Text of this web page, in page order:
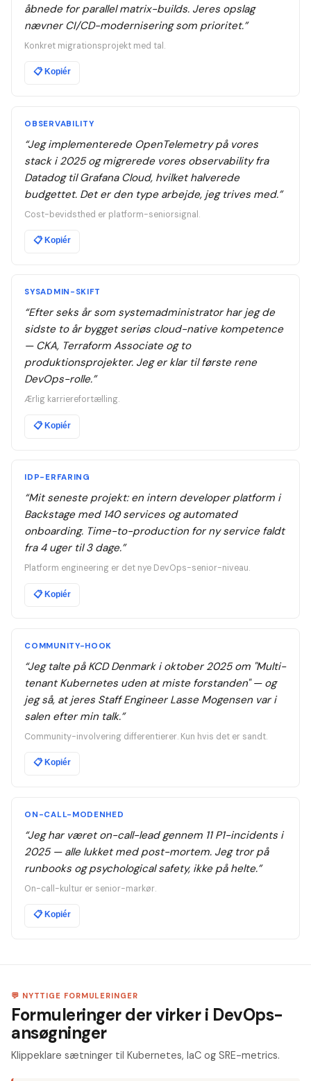
åbnede for parallel matrix-builds. Jeres opslag
nævner CI/CD-modernisering som prioritet.”
Konkret migrationsprojekt med tal.
📋Kopiér
OBSERVABILITY
“Jeg implementerede OpenTelemetry på vores
stack i 2025 og migrerede vores observability fra
Datadog til Grafana Cloud, hvilket halverede
budgettet. Det er den type arbejde, jeg trives med.”
Cost-bevidsthed er platform-seniorsignal.
📋Kopiér
SYSADMIN-SKIFT
“Efter seks år som systemadministrator har jeg de
sidste to år bygget seriøs cloud-native kompetence
— CKA, Terraform Associate og to
produktionsprojekter. Jeg er klar til første rene
DevOps-rolle.”
Ærlig karrierefortælling.
📋Kopiér
IDP-ERFARING
“Mit seneste projekt: en intern developer platform i
Backstage med 140 services og automated
onboarding. Time-to-production for ny service faldt
fra 4 uger til 3 dage.”
Platform engineering er det nye DevOps-senior-niveau.
📋Kopiér
COMMUNITY-HOOK
“Jeg talte på KCD Denmark i oktober 2025 om "Multi-
tenant Kubernetes uden at miste forstanden" — og
jeg så, at jeres Staff Engineer Lasse Mogensen var i
salen efter min talk.”
Community-involvering differentierer. Kun hvis det er sandt.
📋Kopiér
ON-CALL-MODENHED
“Jeg har været on-call-lead gennem 11 P1-incidents i
2025 — alle lukket med post-mortem. Jeg tror på
runbooks og psychological safety, ikke på helte.”
On-call-kultur er senior-markør.
📋Kopiér
💬 NYTTIGE FORMULERINGER
Formuleringer der virker i DevOps-
ansøgninger
Klippeklare sætninger til Kubernetes, IaC og SRE-metrics.